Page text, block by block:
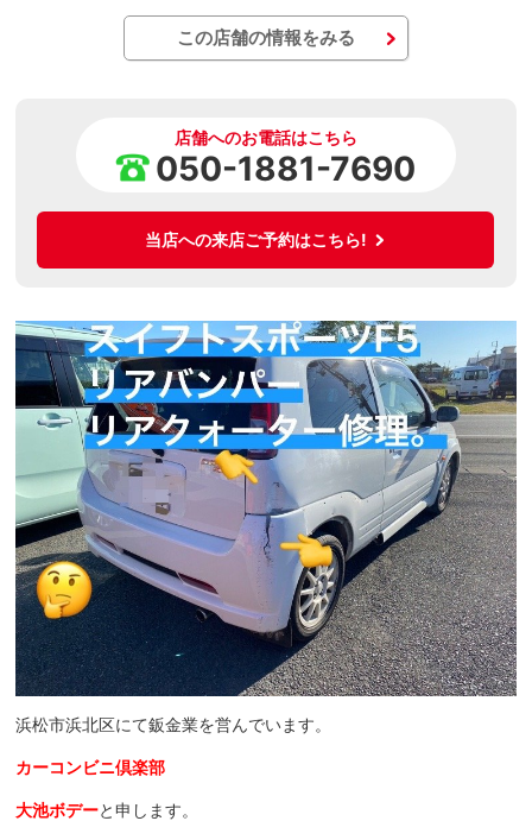
この店舗の情報をみる
店舗へのお電話はこちら
050-1881-7690
当店への来店ご予約はこちら!
浜松市浜北区にて鈑金業を営んでいます。
カーコンビニ倶楽部
大池ボデーと申します。